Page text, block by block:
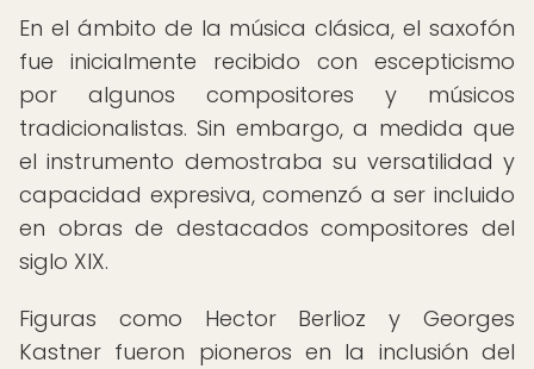
En el ámbito de la música clásica, el saxofón
fue inicialmente recibido con escepticismo
por algunos compositores y músicos
tradicionalistas. Sin embargo, a medida que
el instrumento demostraba su versatilidad y
capacidad expresiva, comenzó a ser incluido
en obras de destacados compositores del
siglo XIX.
Figuras como Hector Berlioz y Georges
Kastner fueron pioneros en la inclusión del